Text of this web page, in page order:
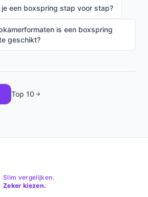
je een boxspring stap voor stap?
is een boxspring
geschikt?
Top 10
Slim vergelijken.
Zeker kiezen.